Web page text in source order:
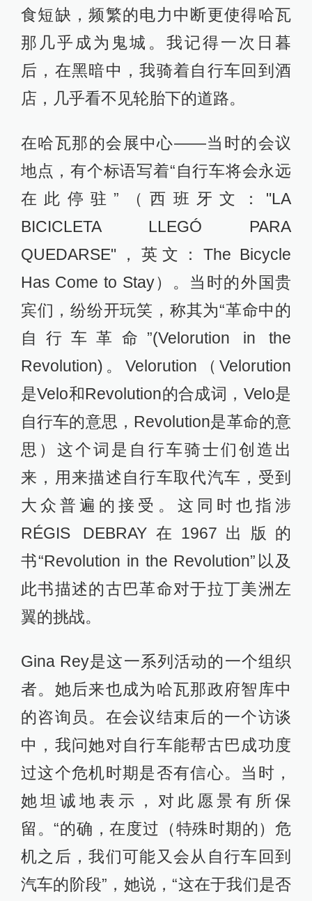
食短缺，频繁的电力中断更使得哈瓦
那几乎成为鬼城。我记得一次日暮
后，在黑暗中，我骑着自行车回到酒
店，几乎看不见轮胎下的道路。
在哈瓦那的会展中心——当时的会议
地点，有个标语写着“自行车将会永远
在此停驻”（西班牙文："LA
BICICLETA LLEGÓ PARA
QUEDARSE"，英文：The Bicycle
Has Come to Stay）。当时的外国贵
宾们，纷纷开玩笑，称其为“革命中的
自行车革命”(Velorution in the
Revolution)。Velorution（Velorution
是Velo和Revolution的合成词，Velo是
自行车的意思，Revolution是革命的意
思）这个词是自行车骑士们创造出
来，用来描述自行车取代汽车，受到
大众普遍的接受。这同时也指涉
RÉGIS DEBRAY在1967出版的
书“Revolution in the Revolution”以及
此书描述的古巴革命对于拉丁美洲左
翼的挑战。
Gina Rey是这一系列活动的一个组织
者。她后来也成为哈瓦那政府智库中
的咨询员。在会议结束后的一个访谈
中，我问她对自行车能帮古巴成功度
过这个危机时期是否有信心。当时，
她坦诚地表示，对此愿景有所保
留。“的确，在度过（特殊时期的）危
机之后，我们可能又会从自行车回到
汽车的阶段”，她说，“这在于我们是否